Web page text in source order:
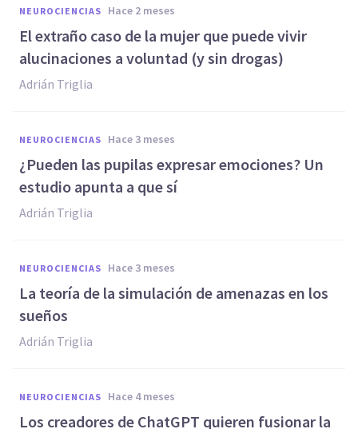
NEUROCIENCIAS hace 2 meses
El extraño caso de la mujer que puede vivir
alucinaciones a voluntad (y sin drogas)
Adrián Triglia
NEUROCIENCIAS hace 3 meses
¿Pueden las pupilas expresar emociones? Un
estudio apunta a que sí
Adrián Triglia
NEUROCIENCIAS hace 3 meses
La teoría de la simulación de amenazas en los
sueños
Adrián Triglia
NEUROCIENCIAS hace 4 meses
Los creadores de ChatGPT quieren fusionar la